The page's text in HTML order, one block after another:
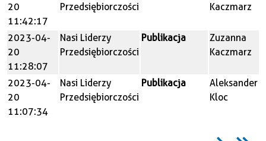
20
11:42:17
Przedsiębiorczości
Kaczmarz
2023-04-
20
11:28:07
Nasi Liderzy
Przedsiębiorczości
Publikacja
Zuzanna
Kaczmarz
2023-04-
20
11:07:34
Nasi Liderzy
Przedsiębiorczości
Publikacja
Aleksander
Kloc